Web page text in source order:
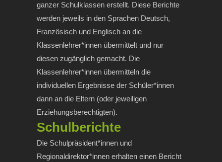
ganzer Schulklassen erstellt. Diese Berichte
werden jeweils in den Sprachen Deutsch,
Französisch und Englisch an die
Klassenlehrer*innen übermittelt und nur
diesen zugänglich gemacht. Die
Klassenlehrer*innen übermitteln die
individuellen Ergebnisse der Schüler*innen
dann an die Eltern (oder jeweiligen
Erziehungsberechtigten).
Schulberichte
Die Schulpräsident*innen und
Regionaldirektor*innen erhalten einen Bericht